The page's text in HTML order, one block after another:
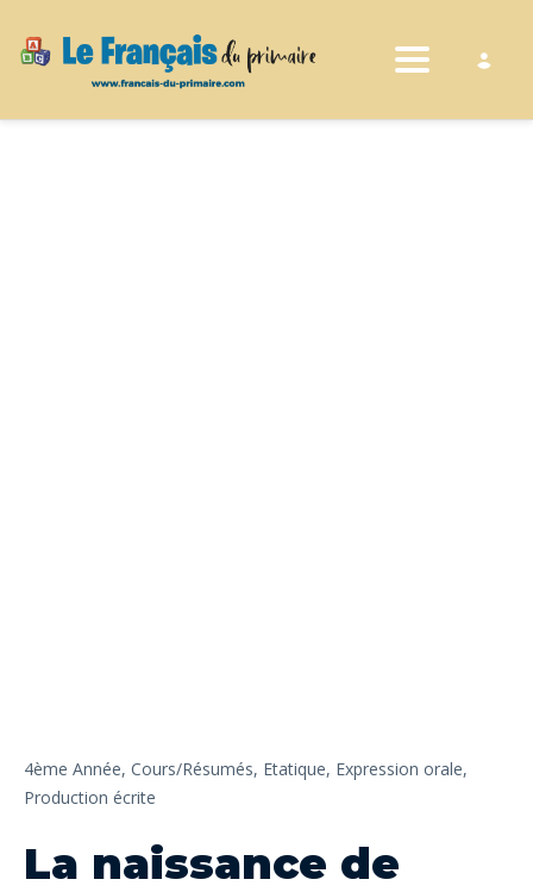
Toggle
4ème Année, Cours/Résumés, Etatique, Expression orale,
Production écrite
La naissance de